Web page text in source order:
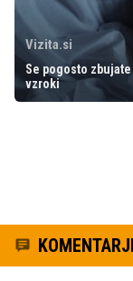
Vizita.si
Se pogosto
vzroki
KOMENTARJI